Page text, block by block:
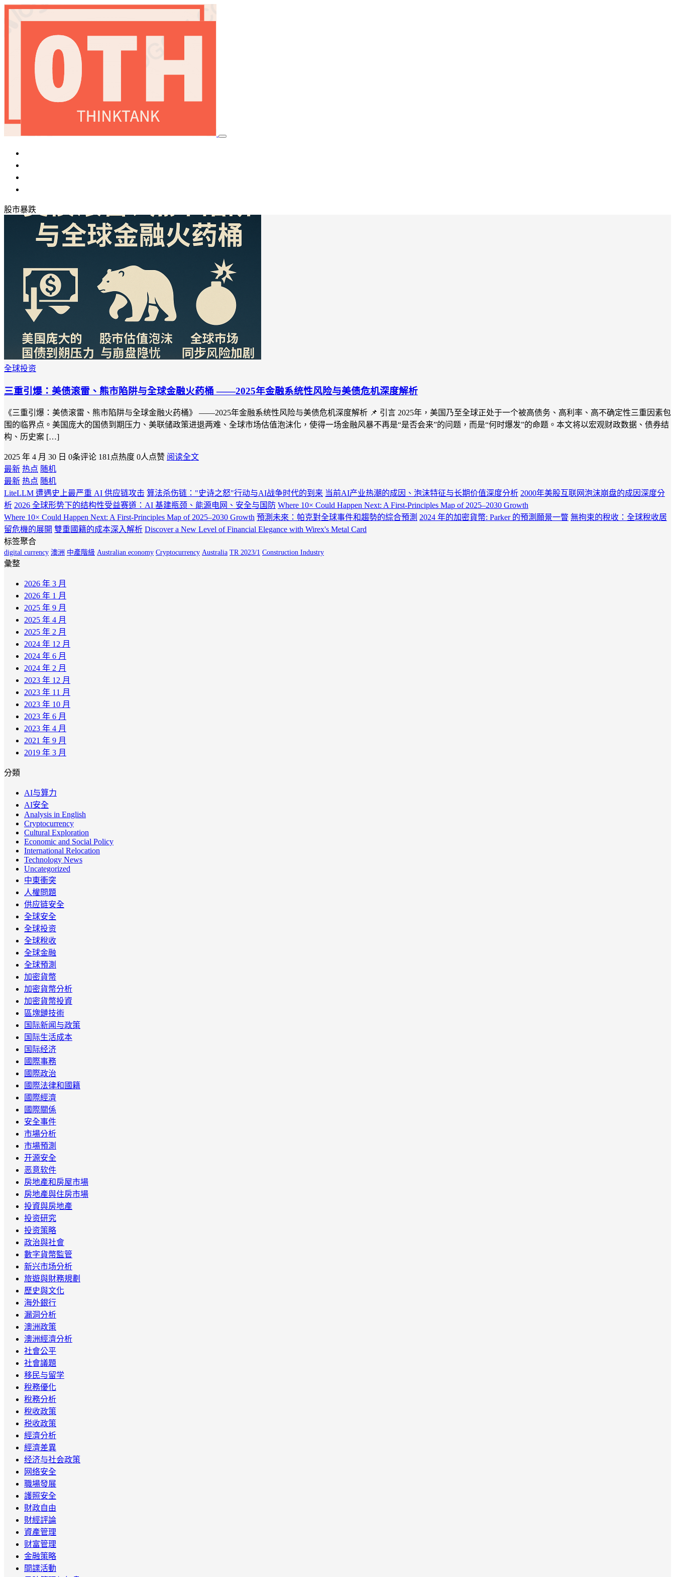
股市暴跌
全球投资
三重引爆：美债滚雷、熊市陷阱与全球金融火药桶 ——2025年金融系统性风险与美债危机深度解析
《三重引爆：美债滚雷、熊市陷阱与全球金融火药桶》 ——2025年金融系统性风险与美债危机深度解析 📌 引言 2025年，美国乃至全球正处于一个被高债务、高利率、高不确定性三重因素包
围的临界点。美国庞大的国债到期压力、美联储政策进退两难、全球市场估值泡沫化，使得一场金融风暴不再是“是否会来”的问题，而是“何时爆发”的命题。本文将以宏观财政数据、债券结
构、历史案 […]
2025 年 4 月 30 日 0条评论 181点热度 0人点赞 阅读全文
最新 热点 随机
最新 热点 随机
LiteLLM 遭遇史上最严重 AI 供应链攻击 算法杀伤链："史诗之怒"行动与AI战争时代的到来 当前AI产业热潮的成因、泡沫特征与长期价值深度分析 2000年美股互联网泡沫崩盘的成因深度分
析 2026 全球形势下的结构性受益赛道：AI 基建瓶颈、能源电网、安全与国防 Where 10× Could Happen Next: A First-Principles Map of 2025–2030 Growth
Where 10× Could Happen Next: A First-Principles Map of 2025–2030 Growth 預測未來：帕克對全球事件和趨勢的綜合預測 2024 年的加密貨幣: Parker 的預測願景一瞥 無拘束的稅收：全球稅收居
留危機的展開 雙重國籍的成本深入解析 Discover a New Level of Financial Elegance with Wirex's Metal Card
标签聚合
digital currency 澳洲 中產階級 Australian economy Cryptocurrency Australia TR 2023/1 Construction Industry
彙整
2026 年 3 月
2026 年 1 月
2025 年 9 月
2025 年 4 月
2025 年 2 月
2024 年 12 月
2024 年 6 月
2024 年 2 月
2023 年 12 月
2023 年 11 月
2023 年 10 月
2023 年 6 月
2023 年 4 月
2021 年 9 月
2019 年 3 月
分類
AI与算力
AI安全
Analysis in English
Cryptocurrency
Cultural Exploration
Economic and Social Policy
International Relocation
Technology News
Uncategorized
中東衝突
人權問題
供应链安全
全球安全
全球投资
全球稅收
全球金融
全球預測
加密貨幣
加密貨幣分析
加密貨幣投資
區塊鏈技術
国际新闻与政策
国际生活成本
国际经济
國際事務
國際政治
國際法律和國籍
國際經濟
國際關係
安全事件
市場分析
市場預測
开源安全
恶意软件
房地產和房屋市場
房地產與住房市場
投資與房地產
投资研究
投资策略
政治與社會
數字貨幣監管
新兴市场分析
旅遊與財務規劃
歷史與文化
海外銀行
漏洞分析
澳洲政策
澳洲經濟分析
社會公平
社會議題
移民与留学
稅務優化
稅務分析
稅收政策
税收政策
經濟分析
經濟差異
经济与社会政策
网络安全
職場發展
護照安全
財政自由
財經評論
資產管理
财富管理
金融策略
間諜活動